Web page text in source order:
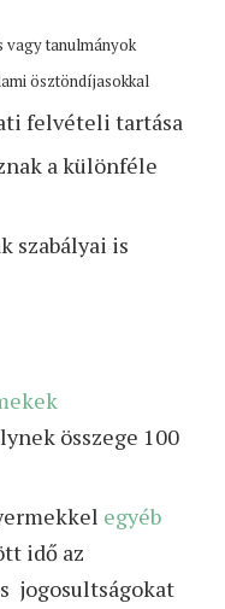
vagy tanulmányok
ösztöndíjasokkal
felvételi tartása
a különféle
szabályai is
összege 100
egyéb
idő az
jogosultságokat